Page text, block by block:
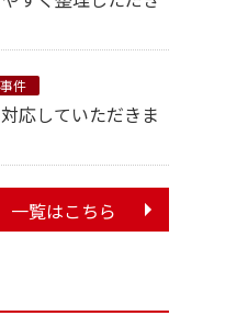
件
応していただきま
一覧はこちら